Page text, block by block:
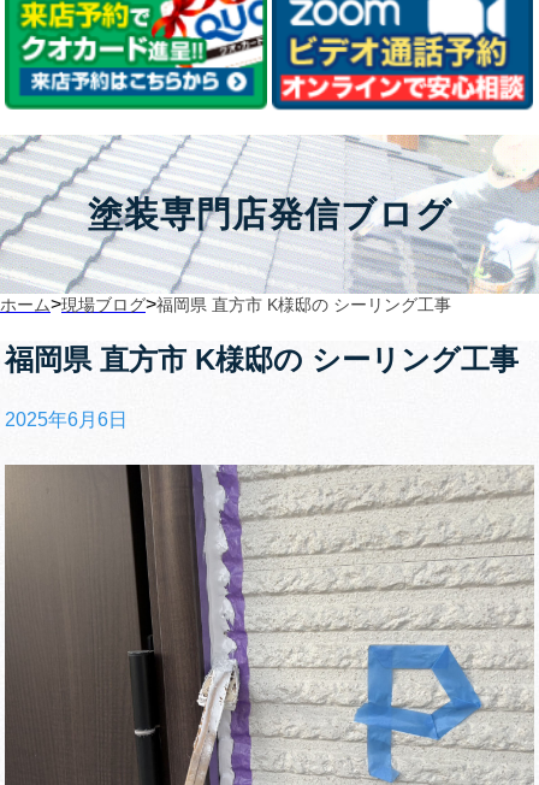
塗装専門店発信ブログ
ホーム>現場ブログ>福岡県 直方市 K様邸の シーリング工事
福岡県 直方市 K様邸の シーリング工事
2025年6月6日